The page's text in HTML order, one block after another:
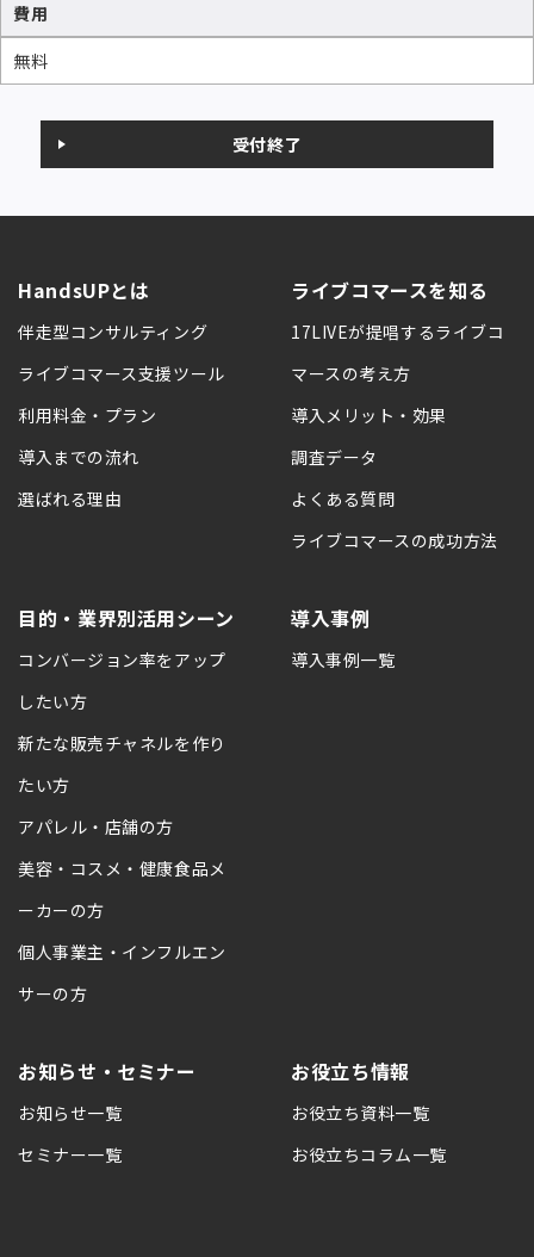
費用
無料
受付終了
HandsUPとは
伴走型コンサルティング
ライブコマース支援ツール
利用料金・プラン
導入までの流れ
選ばれる理由
ライブコマースを知る
17LIVEが提唱するライブコ
マースの考え方
導入メリット・効果
調査データ
よくある質問
ライブコマースの成功方法
目的・業界別活用シーン
コンバージョン率をアップ
したい方
新たな販売チャネルを作り
たい方
アパレル・店舗の方
美容・コスメ・健康食品メ
ーカーの方
個人事業主・インフルエン
サーの方
導入事例
導入事例一覧
お知らせ・セミナー
お知らせ一覧
セミナー一覧
お役立ち情報
お役立ち資料一覧
お役立ちコラム一覧